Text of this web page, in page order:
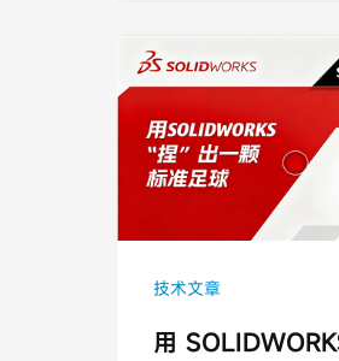
技术文章
用